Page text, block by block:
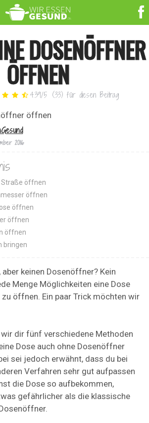
DOSENÖFFNER
ÖFFNEN
4.39/5 (33) für diesen Beitrag
2016
Straße öffnen
öffnen
öffnen
öffnen
öffnen
bringen
aber keinen Dosenöffner? Kein
Menge Möglichkeiten eine Dose
öffnen. Ein paar Trick möchten wir
dir fünf verschiedene Methoden
Dose auch ohne Dosenöffner
sei jedoch erwähnt, dass du bei
Verfahren sehr gut aufpassen
die Dose so aufbekommen,
gefährlicher als die klassische